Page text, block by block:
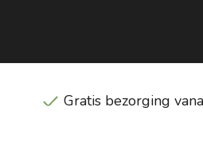
Gratis bezorging